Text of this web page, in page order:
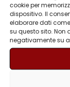
cookie per
dispositivo. Il
elaborare dati
su questo sito. Non
negativamente su
oggetti vari
, siano
appoggio
anche
interne o
o